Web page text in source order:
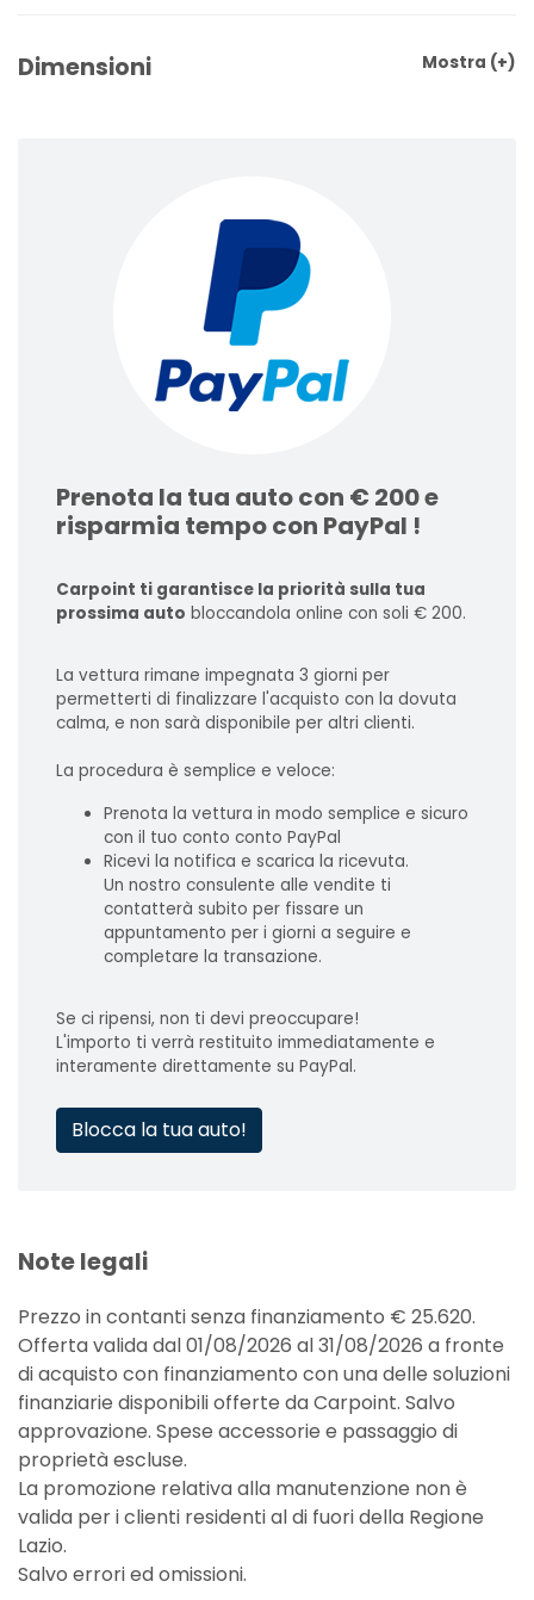
Dimensioni Mostra (+)
Prenota la tua auto con € 200 e
risparmia tempo con PayPal !
Carpoint ti garantisce la priorità sulla tua
prossima auto bloccandola online con soli € 200.
La vettura rimane impegnata 3 giorni per
permetterti di finalizzare l'acquisto con la dovuta
calma, e non sarà disponibile per altri clienti.
La procedura è semplice e veloce:
Prenota la vettura in modo semplice e sicuro
con il tuo conto conto PayPal
Ricevi la notifica e scarica la ricevuta.
Un nostro consulente alle vendite ti
contatterà subito per fissare un
appuntamento per i giorni a seguire e
completare la transazione.
Se ci ripensi, non ti devi preoccupare!
L'importo ti verrà restituito immediatamente e
interamente direttamente su PayPal.
Blocca la tua auto!
Note legali
Prezzo in contanti senza finanziamento € 25.620.
Offerta valida dal 01/08/2026 al 31/08/2026 a fronte
di acquisto con finanziamento con una delle soluzioni
finanziarie disponibili offerte da Carpoint. Salvo
approvazione. Spese accessorie e passaggio di
proprietà escluse.
La promozione relativa alla manutenzione non è
valida per i clienti residenti al di fuori della Regione
Lazio.
Salvo errori ed omissioni.